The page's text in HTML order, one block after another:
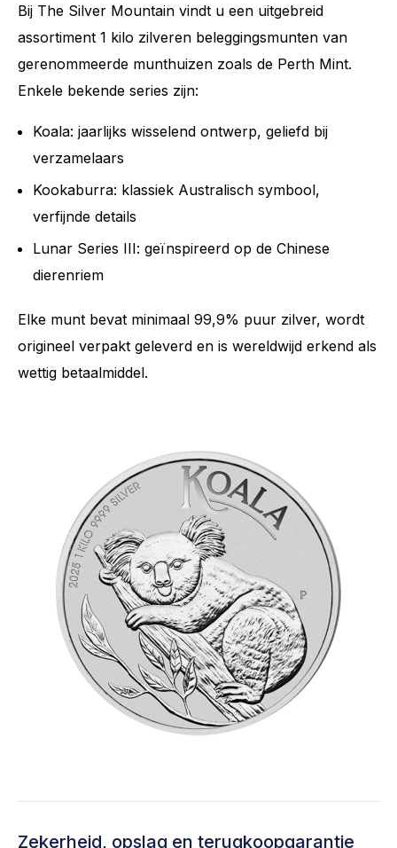
Bij The Silver Mountain vindt u een uitgebreid
assortiment 1 kilo zilveren beleggingsmunten van
gerenommeerde munthuizen zoals de Perth Mint.
Enkele bekende series zijn:
Koala: jaarlijks wisselend ontwerp, geliefd bij
verzamelaars
Kookaburra: klassiek Australisch symbool,
verfijnde details
Lunar Series III: geïnspireerd op de Chinese
dierenriem
Elke munt bevat minimaal 99,9% puur zilver, wordt
origineel verpakt geleverd en is wereldwijd erkend als
wettig betaalmiddel.
Zekerheid, opslag en terugkoopgarantie